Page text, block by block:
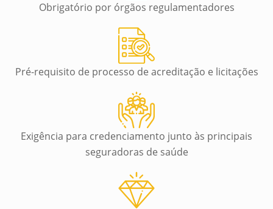
Obrigatório por órgãos regulamentadores
Pré-requisito de processo de acreditação e licitações
Exigência para credenciamento junto às principais
seguradoras de saúde